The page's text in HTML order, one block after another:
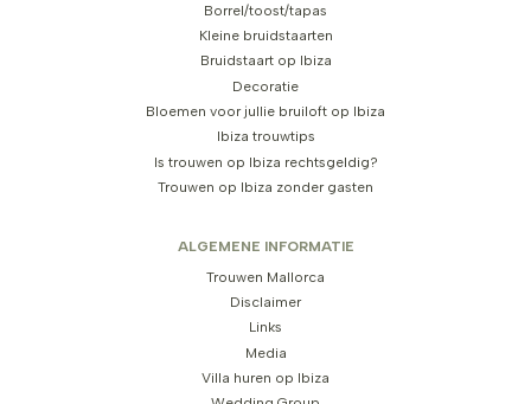
Borrel/toost/tapas
Kleine bruidstaarten
Bruidstaart op Ibiza
Decoratie
Bloemen voor jullie bruiloft op Ibiza
Ibiza trouwtips
Is trouwen op Ibiza rechtsgeldig?
Trouwen op Ibiza zonder gasten
ALGEMENE INFORMATIE
Trouwen Mallorca
Disclaimer
Links
Media
Villa huren op Ibiza